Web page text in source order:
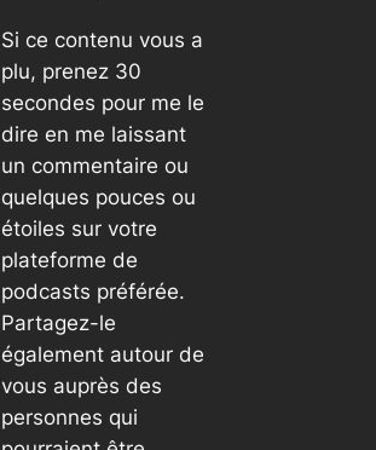
Si ce contenu vous a
plu, prenez 30
secondes pour me le
dire en me laissant
un commentaire ou
quelques pouces ou
étoiles sur votre
plateforme de
podcasts préférée.
Partagez-le
également autour de
vous auprès des
personnes qui